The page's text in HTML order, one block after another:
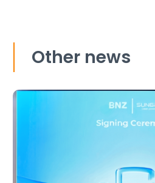
Other news